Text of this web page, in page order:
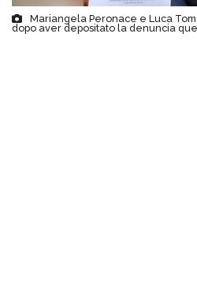
Mariangela Peronace e Luca
dopo aver depositato la denuncia